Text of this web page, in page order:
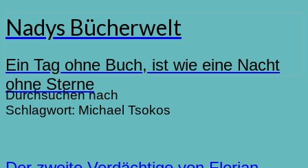
Nadys Bücherwelt
Ein Tag ohne Buch, ist wie eine Nacht
ohne Sterne
Durchsuchen nach
Schlagwort: Michael Tsokos
Der